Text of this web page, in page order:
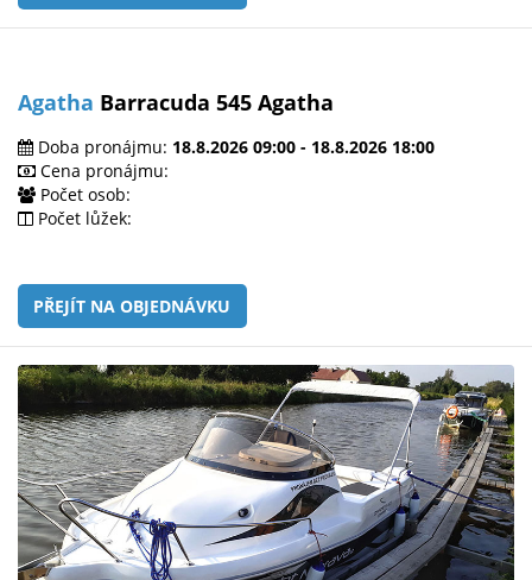
Agatha Barracuda 545 Agatha
Doba pronájmu: 18.8.2026 09:00 - 18.8.2026 18:00
Cena pronájmu:
Počet osob:
Počet lůžek:
PŘEJÍT NA OBJEDNÁVKU